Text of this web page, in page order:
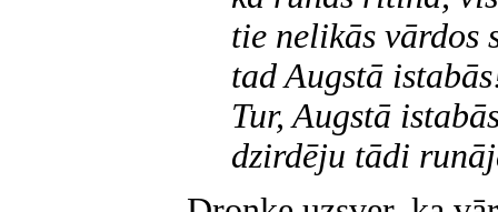
tie nelikās vārdos
tad Augstā
Tur, Augstā
dzirdēju tādi